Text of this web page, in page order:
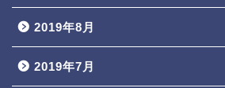
2019年8月
2019年7月